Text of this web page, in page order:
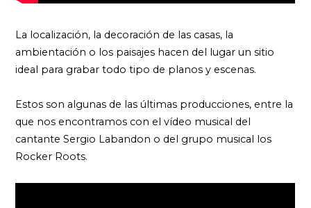
La localización, la decoración de las casas, la
ambientación o los paisajes hacen del lugar un sitio
ideal para grabar todo tipo de planos y escenas.
Estos son algunas de las últimas producciones, entre la
que nos encontramos con el vídeo musical del
cantante Sergio Labandon o del grupo musical los
Rocker Roots.